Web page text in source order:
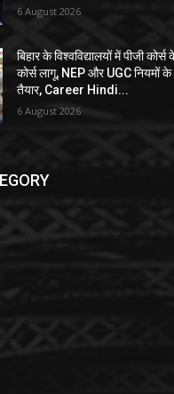
6 August 2026
बिहार के विश्वविद्यालयों में पीजी
कोर्स लागू, NEP और UGC नियमों
तैयार, Career Hindi...
6 August 2026